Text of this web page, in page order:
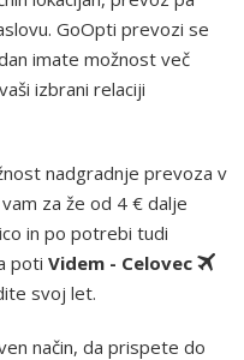
GoOpti prevozi se
imate možnost več
izbrani relaciji
nadgradnje prevoza v
za že od 4 € dalje
in po potrebi tudi
potiVidem - Celovec
svoj let.
način, da prispete do